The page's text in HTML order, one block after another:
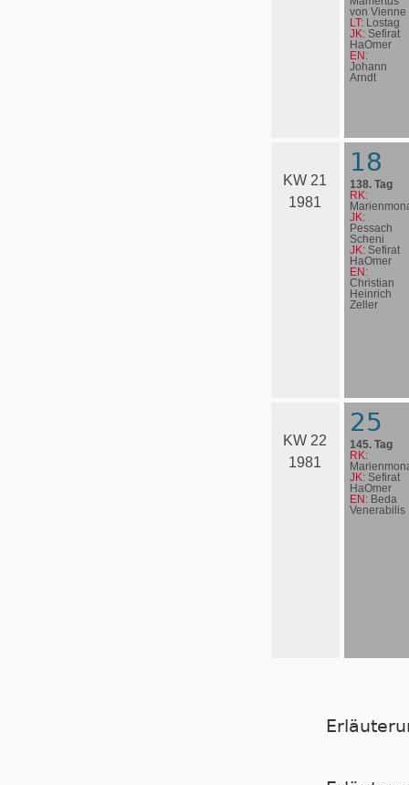
von Vienne
LT: Lostag
JK: Sefirat
HaOmer
EN:
Johann
Arndt
KW 21
1981
18
138. Tag
RK:
JK:
Pessach
Scheni
JK: Sefirat
HaOmer
EN:
Christian
Heinrich
Zeller
KW 22
1981
25
145. Tag
RK:
JK: Sefirat
HaOmer
EN: Beda
Venerabilis